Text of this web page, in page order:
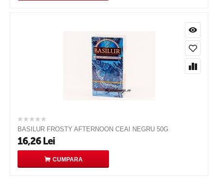
BASILUR FROSTY AFTERNOON CEAI NEGRU 50G
16,26 Lei
CUMPARA